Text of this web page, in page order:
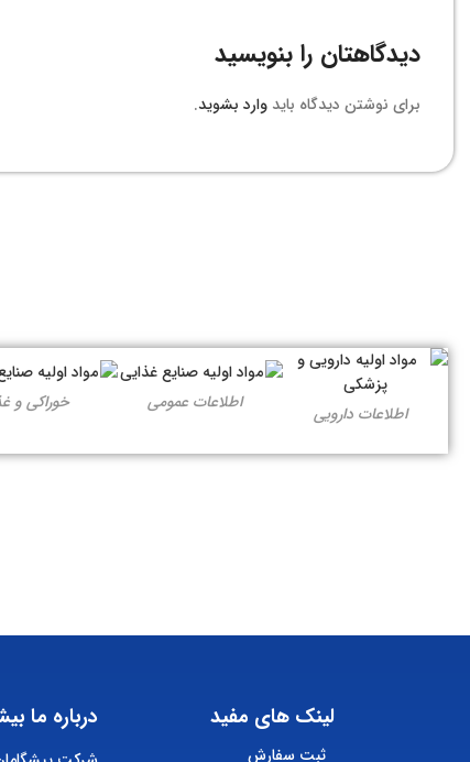
دیدگاهتان را بنویسید
برای نوشتن دیدگاه باید وارد بشوید.
اطلاعات دارویی اطلاعات عمومی خوراکی و
لینک های مفید
ثبت سفارش
درباره ما